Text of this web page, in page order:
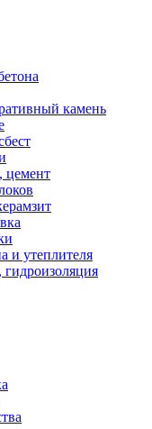
камень
цемент
и утеплителя